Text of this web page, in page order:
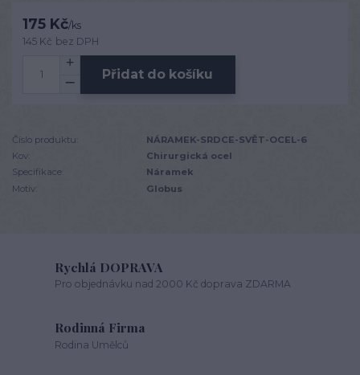
175 Kč/ks
145 Kč bez DPH
Přidat do košíku
Číslo produktu:
NÁRAMEK-SRDCE-SVĚT-OCEL-6
Kov:
Chirurgická ocel
Specifikace:
Náramek
Motiv:
Globus
Rychlá DOPRAVA
Pro objednávku nad 2000 Kč doprava ZDARMA
Rodinná Firma
Rodina Umělců